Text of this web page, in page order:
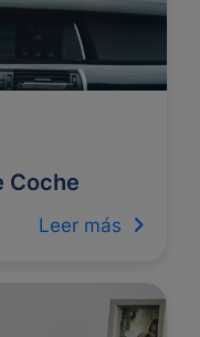
Coche
Leer más